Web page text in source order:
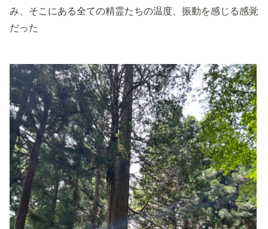
み、そこにある全ての精霊たちの温度、振動を感じる感覚
だった